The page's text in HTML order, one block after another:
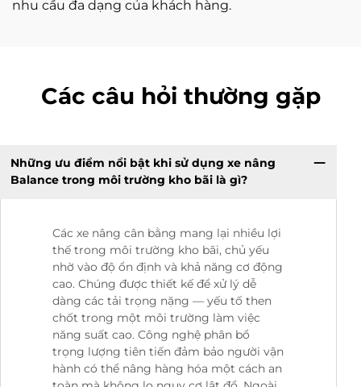
nhu cầu đa dạng của khách hàng.
Các câu hỏi thường gặp
Những ưu điểm nổi bật khi sử dụng xe nâng
Balance trong môi trường kho bãi là gì?
Các xe nâng cân bằng mang lại nhiều lợi
thế trong môi trường kho bãi, chủ yếu
nhờ vào độ ổn định và khả năng cơ động
cao. Chúng được thiết kế để xử lý dễ
dàng các tải trọng nặng — yếu tố then
chốt trong một môi trường làm việc
năng suất cao. Công nghệ phân bổ
trọng lượng tiên tiến đảm bảo người vận
hành có thể nâng hàng hóa một cách an